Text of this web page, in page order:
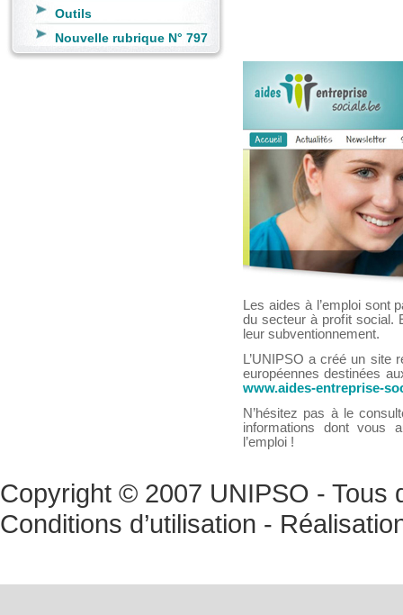
Outils
Nouvelle rubrique N° 797
Les aides à l’emploi sont
du secteur à profit social.
leur subventionnement.
L’UNIPSO a créé un site
européennes destinées
www.aides-entreprise-
N’hésitez pas à le
informations dont vous
l’emploi !
Copyright © 2007 UNIPSO - Tous
Conditions d’utilisation -